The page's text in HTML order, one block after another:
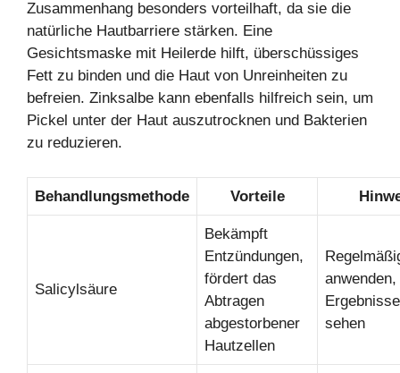
Zusammenhang besonders vorteilhaft, da sie die
natürliche Hautbarriere stärken. Eine
Gesichtsmaske mit Heilerde hilft, überschüssiges
Fett zu binden und die Haut von Unreinheiten zu
befreien. Zinksalbe kann ebenfalls hilfreich sein, um
Pickel unter der Haut auszutrocknen und Bakterien
zu reduzieren.
Behandlungsmethode Vorteile
Salicylsäure
Bekämpft
Entzündungen,
fördert das
Abtragen
abgestorbener
Hautzellen
sehen